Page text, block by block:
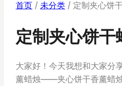
首页 / 未分类 / 定制夹心饼
定制夹心饼干
大家好！今天我想和大家分
薰蜡烛——夹心饼干香薰蜡